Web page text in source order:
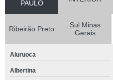
PAULO
Ribeirão Preto
Sul Minas
Gerais
Aiuruoca
Albertina